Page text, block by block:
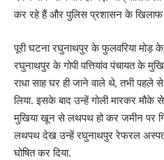
कर रहे हैं और पुलिस प्रशासन के खिलाफ
पूरी घटना रघुनाथपुर के फुलवरिया मोड़
रघुनाथपुर के गोपी पत्तियांव पंचायत के
राधा साह घर ही जाने वाले थे, तभी पहले
लिया. इसके बाद उन्हें गोली मारकर मौके
मुखिया खून से लथपथ हो कर जमीन पर
लथपथ देख उन्हें रघुनाथपुर रेफरल
घोषित कर दिया.